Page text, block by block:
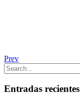
Prev
Entradas recientes